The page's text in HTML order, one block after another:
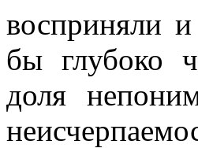
восприняли
бы глубоко
доля